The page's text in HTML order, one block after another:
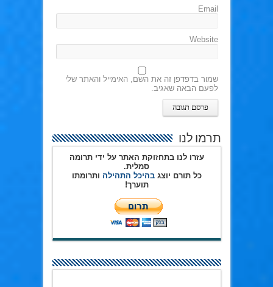
Email
Website
שמור בדפדפן זה את השם, האימייל והאתר שלי
לפעם הבאה שאגיב.
תרמו לנו
עזרו לנו בתחזוקת האתר על ידי תרומה
סמלית.
כל תורם יוצגבהיכל התהילה ותרומתו
תוערך!